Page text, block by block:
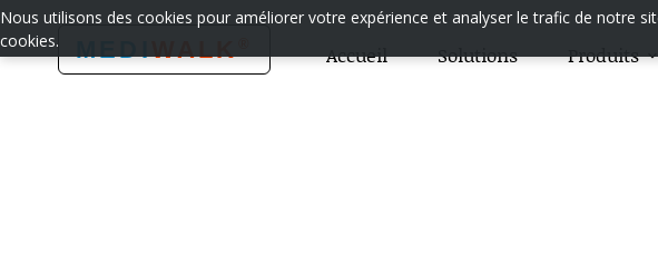
MEDIWALK Accueil Solutions Produits
Nous utilisons des cookies pour améliorer votre expérience et analyser le trafic de notre
cookies.